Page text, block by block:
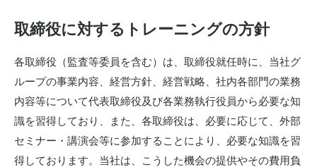
取締役に対するトレーニングの方針
各取締役（監査等委員を含む）は、取締役就任時に、当社グ
ループの事業内容、経営方針、経営戦略、社内各部門の業務
内容等について代表取締役及び各業務執行役員から必要な知
識を習得しており、また、各取締役は、必要に応じて、外部
セミナー・講演会等に参加することにより、必要な知識を習
得しております。当社は、こうした機会の提供やその費用負